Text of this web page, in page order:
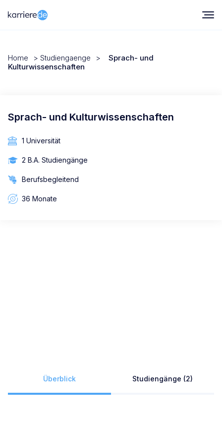
Home > Studiengaenge >
Sprach- und
Kulturwissenschaften
Sprach- und Kulturwissenschaften
1 Universität
2 B.A. Studiengänge
Berufsbegleitend
36 Monate
Überblick Studiengänge (2)